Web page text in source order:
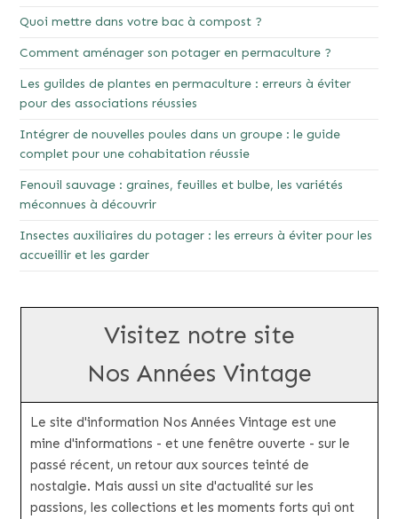
Quoi mettre dans votre bac à compost ?
Comment aménager son potager en permaculture ?
Les guildes de plantes en permaculture : erreurs à éviter
pour des associations réussies
Intégrer de nouvelles poules dans un groupe : le guide
complet pour une cohabitation réussie
Fenouil sauvage : graines, feuilles et bulbe, les variétés
méconnues à découvrir
Insectes auxiliaires du potager : les erreurs à éviter pour les
accueillir et les garder
Visitez notre site
Nos Années Vintage
Le site d'information Nos Années Vintage est une
mine d'informations - et une fenêtre ouverte - sur le
passé récent, un retour aux sources teinté de
nostalgie. Mais aussi un site d'actualité sur les
passions, les collections et les moments forts qui ont